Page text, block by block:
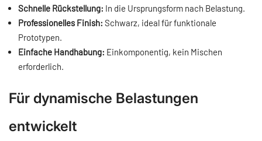
Schnelle Rückstellung: In die Ursprungsform nach Belastung.
Professionelles Finish: Schwarz, ideal für funktionale
Prototypen.
Einfache Handhabung: Einkomponentig, kein Mischen
erforderlich.
Für dynamische Belastungen
entwickelt